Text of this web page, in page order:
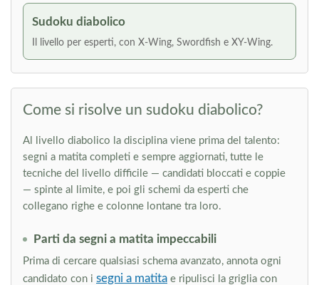
Sudoku diabolico
Il livello per esperti, con X-Wing, Swordfish e XY-Wing.
Come si risolve un sudoku diabolico?
Al livello diabolico la disciplina viene prima del talento:
segni a matita completi e sempre aggiornati, tutte le
tecniche del livello difficile — candidati bloccati e coppie
— spinte al limite, e poi gli schemi da esperti che
collegano righe e colonne lontane tra loro.
Parti da segni a matita impeccabili
Prima di cercare qualsiasi schema avanzato, annota ogni
candidato con i segni a matita e ripulisci la griglia con